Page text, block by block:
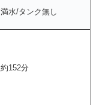
満水/タンク無し
約152分